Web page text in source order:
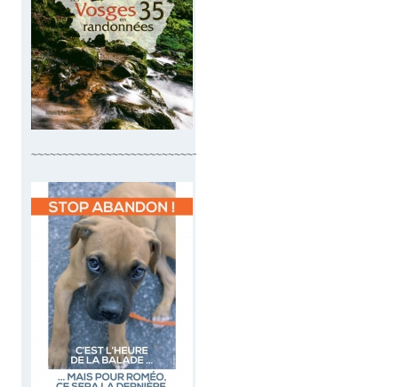
~~~~~~~~~~~~~~~~~~~~~~~~~~~~~~~~~